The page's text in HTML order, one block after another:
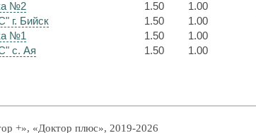
№2
1.50 1.00
Бийск
1.50 1.00
№1
1.50 1.00
с. Ая
1.50 1.00
+», «Доктор плюс», 2019-2026